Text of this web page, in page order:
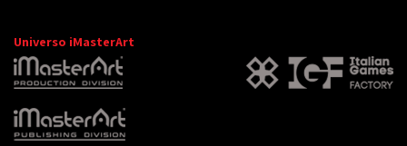
Universo iMasterArt